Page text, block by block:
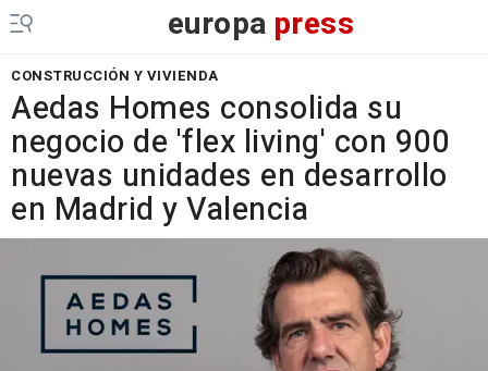
europa press
CONSTRUCCIÓN Y VIVIENDA
Aedas Homes consolida su
negocio de 'flex living' con 900
nuevas unidades en desarrollo
en Madrid y Valencia